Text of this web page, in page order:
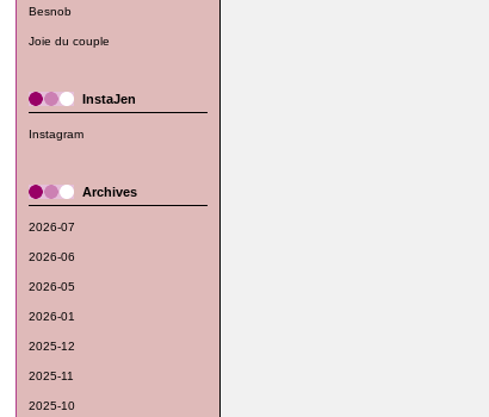
Besnob
Joie du couple
InstaJen
Instagram
Archives
2026-07
2026-06
2026-05
2026-01
2025-12
2025-11
2025-10